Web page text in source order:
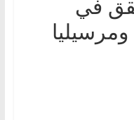
في